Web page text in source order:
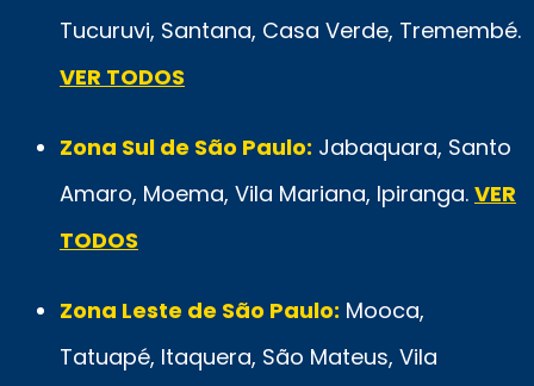
Tucuruvi, Santana, Casa Verde, Tremembé.
VER TODOS
Zona Sul de São Paulo: Jabaquara, Santo
Amaro, Moema, Vila Mariana, Ipiranga. VER
TODOS
Zona Leste de São Paulo: Mooca,
Tatuapé, Itaquera, São Mateus, Vila